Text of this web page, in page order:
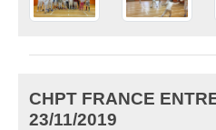
CHPT FRANCE
23/11/2019